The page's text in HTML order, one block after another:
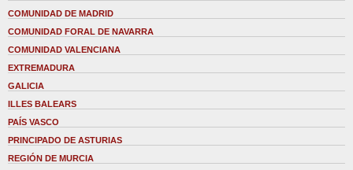
COMUNIDAD DE MADRID
COMUNIDAD FORAL DE NAVARRA
COMUNIDAD VALENCIANA
EXTREMADURA
GALICIA
ILLES BALEARS
PAÍS VASCO
PRINCIPADO DE ASTURIAS
REGIÓN DE MURCIA